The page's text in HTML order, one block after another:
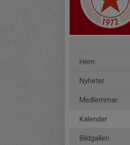
Hem
Nyheter
Medlemmar
Kalender
Bildgalleri